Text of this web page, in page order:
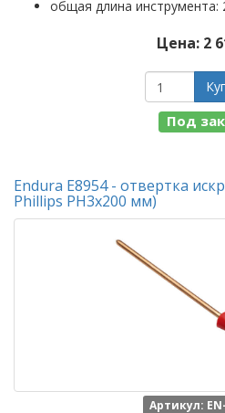
общая длина инструмента:
Цена: 2
Под
Endura E8954 - отвертка
Phillips PH3x200 мм)
Артикул: